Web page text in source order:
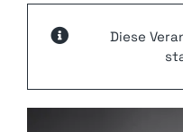
Qookingtable
Gutscheine
Diese